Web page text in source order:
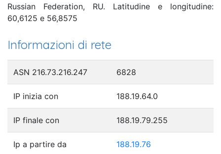
Russian Federation, RU. Latitudine e longitudine:
60,6125 e 56,8575
Informazioni di rete
ASN 216.73.216.247 6828
IP inizia con 188.19.64.0
IP finale con 188.19.79.255
Ip a partire da 188.19.76